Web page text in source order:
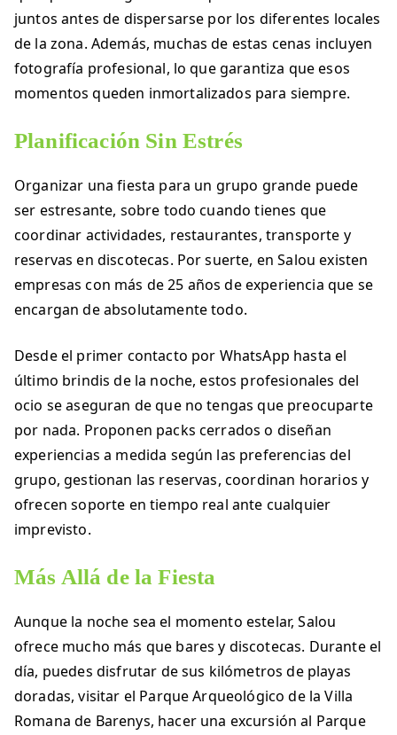
juntos antes de dispersarse por los diferentes locales
de la zona. Además, muchas de estas cenas incluyen
fotografía profesional, lo que garantiza que esos
momentos queden inmortalizados para siempre.
Planificación Sin Estrés
Organizar una fiesta para un grupo grande puede
ser estresante, sobre todo cuando tienes que
coordinar actividades, restaurantes, transporte y
reservas en discotecas. Por suerte, en Salou existen
empresas con más de 25 años de experiencia que se
encargan de absolutamente todo.
Desde el primer contacto por WhatsApp hasta el
último brindis de la noche, estos profesionales del
ocio se aseguran de que no tengas que preocuparte
por nada. Proponen packs cerrados o diseñan
experiencias a medida según las preferencias del
grupo, gestionan las reservas, coordinan horarios y
ofrecen soporte en tiempo real ante cualquier
imprevisto.
Más Allá de la Fiesta
Aunque la noche sea el momento estelar, Salou
ofrece mucho más que bares y discotecas. Durante el
día, puedes disfrutar de sus kilómetros de playas
doradas, visitar el Parque Arqueológico de la Villa
Romana de Barenys, hacer una excursión al Parque